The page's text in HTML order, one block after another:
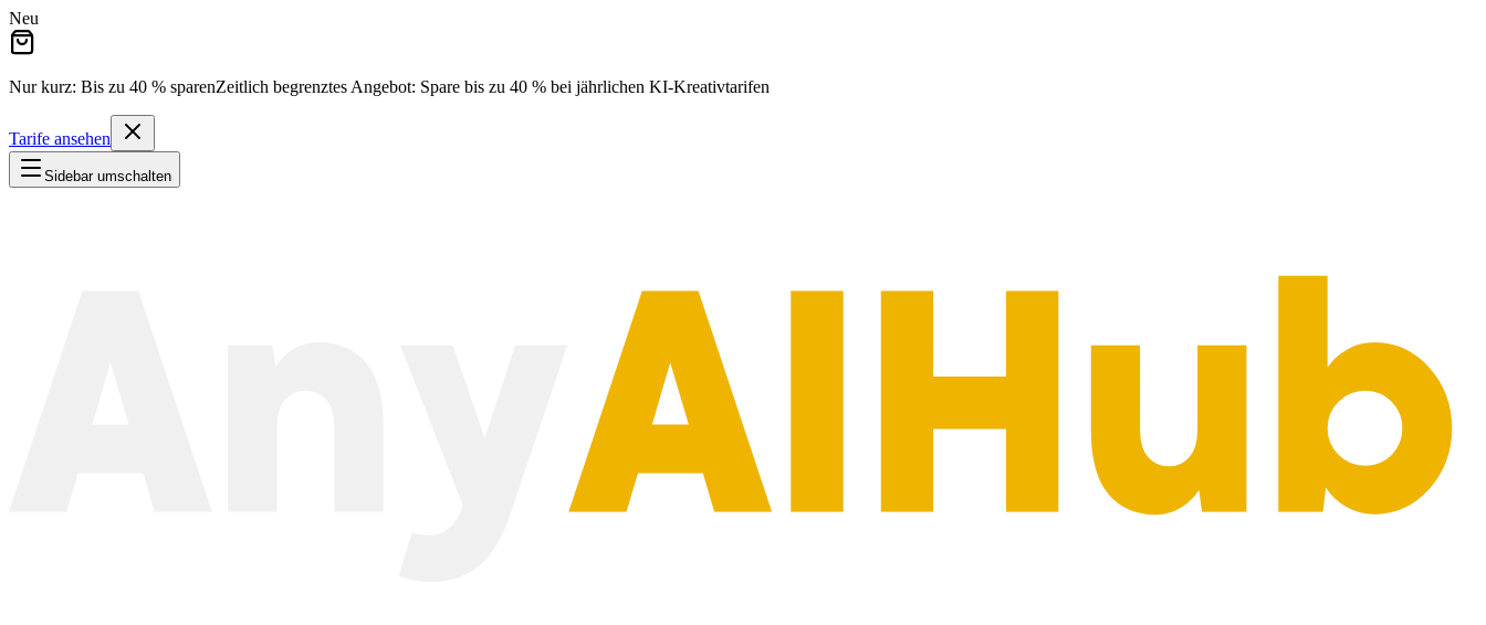
Neu
Nur kurz: Bis zu 40 % sparenZeitlich begrenztes Angebot: Spare bis zu 40 % bei jährlichen KI-Kreativtarifen
Tarife ansehen
Sidebar umschalten